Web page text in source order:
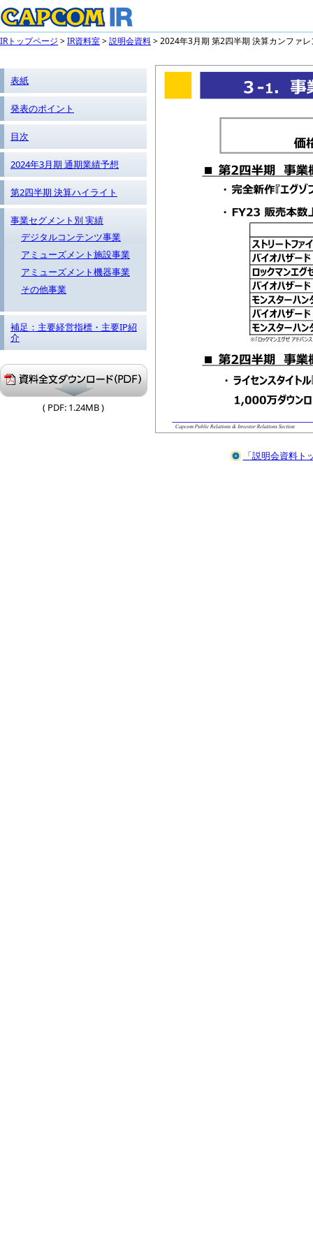
IRトップページ >IR資料室>説明会資料> 2024年3月期 第2四半期 決算カンファ
表紙
発表のポイント
目次
2024年3月期 通期業績予想
第2四半期 決算ハイライト
事業セグメント別 実績
デジタルコンテンツ事業
アミューズメント施設事業
アミューズメント機器事業
その他事業
補足：主要経営指標・主要IP紹
介
( PDF: 1.24MB )
「説明会資料